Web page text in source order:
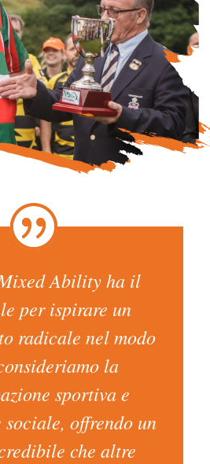
Ability ha il
per ispirare un
radicale nel modo
la
sportiva e
offrendo un
che altre